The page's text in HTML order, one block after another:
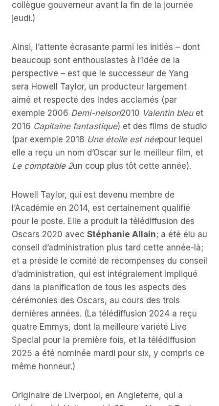
collègue gouverneur avant la fin de la journée
jeudi.)
Ainsi, l’attente écrasante parmi les initiés – dont
beaucoup sont enthousiastes à l’idée de la
perspective – est que le successeur de Yang
sera Howell Taylor, un producteur largement
aimé et respecté des Indes acclamés (par
exemple 2006 Demi-nelson2010 Valentin bleuet
2016 Capitaine fantastique) et des films de studio
(par exemple 2018 Une étoile est néepour lequel
elle a reçu un nom d’Oscar sur le meilleur film, et
Le comptable 2un coup plus tôt cette année).
Howell Taylor, qui est devenu membre de
l’Académie en 2014, est certainement qualifié
pour le poste. Elle a produit la télédiffusion des
Oscars 2020 avec Stéphanie Allain; a été élu au
conseil d’administration plus tard cette année-là;
et a présidé le comité de récompenses du conseil
d’administration, qui est intégralement impliqué
dans la planification de tous les aspects des
cérémonies des Oscars, au cours des trois
dernières années. (La télédiffusion 2024 a reçu
quatre Emmys, dont la meilleure variété Live
Special pour la première fois, et la télédiffusion
2025 a été nominée mardi pour six, y compris ce
même honneur.)
Originaire de Liverpool, en Angleterre, qui a